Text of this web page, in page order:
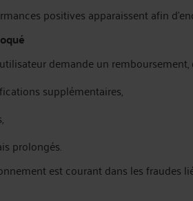
positives apparaissent afin
demande un
supplémentaires,
prolongés.
est courant dans les fraudes